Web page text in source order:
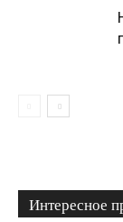
Интересное